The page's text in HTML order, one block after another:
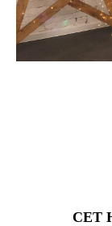
СЕТ